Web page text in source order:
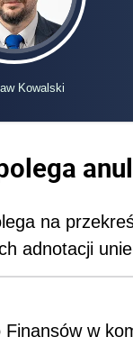
Kowalski
na
adnotacji
w